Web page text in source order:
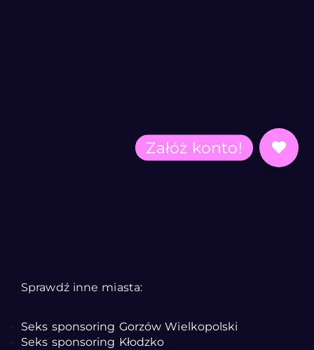
Sprawdź inne miasta:
Seks sponsoring Gorzów Wielkopolski
Seks sponsoring Kłodzko